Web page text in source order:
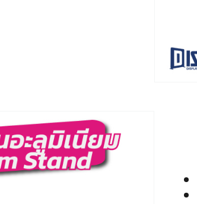
ชื่อผู้ใช้หรือที่อยู่อีเมล
รหัสผ่าน